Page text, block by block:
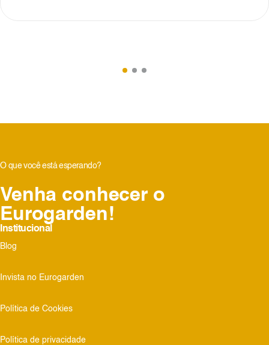
O que você está esperando?
Venha conhecer o
Eurogarden!
Institucional
Blog
Invista no Eurogarden
Política de Cookies
Política de privacidade